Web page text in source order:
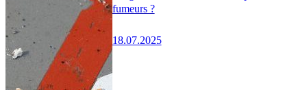
fumeurs ?
18.07.2025